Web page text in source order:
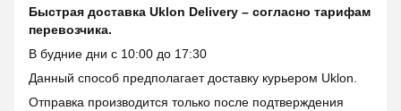
Быстрая доставка Uklon Delivery – согласно тарифам
перевозчика.
В будние дни с 10:00 до 17:30
Данный способ предполагает доставку курьером Uklon.
Отправка производится только после подтверждения